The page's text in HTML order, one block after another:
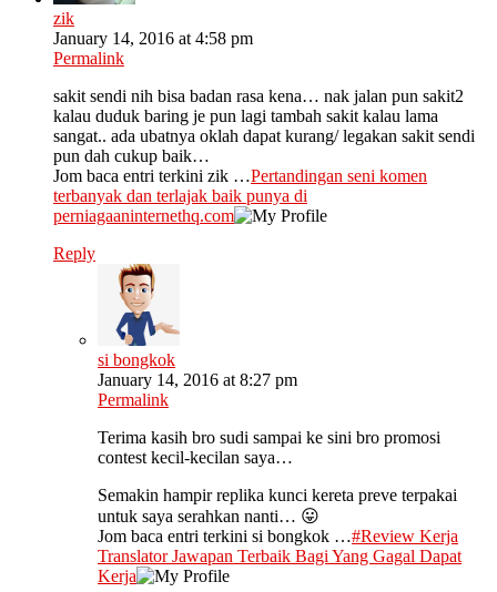
zik
January 14, 2016 at 4:58 pm
Permalink
sakit sendi nih bisa badan rasa kena… nak jalan pun sakit2
kalau duduk baring je pun lagi tambah sakit kalau lama
sangat.. ada ubatnya oklah dapat kurang/ legakan sakit sendi
pun dah cukup baik…
Jom baca entri terkini zik …Pertandingan seni komen
terbanyak dan terlajak baik punya di
perniagaaninternethq.com
Reply
si bongkok
January 14, 2016 at 8:27 pm
Permalink
Terima kasih bro sudi sampai ke sini bro promosi
contest kecil-kecilan saya…
Semakin hampir replika kunci kereta preve terpakai
untuk saya serahkan nanti… 😛
Jom baca entri terkini si bongkok …#Review Kerja
Translator Jawapan Terbaik Bagi Yang Gagal Dapat
Kerja